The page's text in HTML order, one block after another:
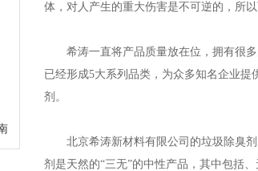
体，对人产生的重大伤害是不可逆的，所
希涛一直将产品质量放在位，拥有很多
已经形成5大系列品类，为众多知名企业
剂。
北京希涛新材料有限公司的垃圾除臭剂
剂是天然的“三无”的中性产品，其中包括